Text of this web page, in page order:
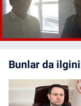
Bunlar da